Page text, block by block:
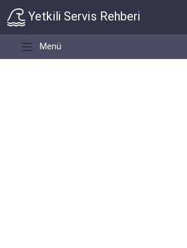
Yetkili Servis Rehberi
Menü